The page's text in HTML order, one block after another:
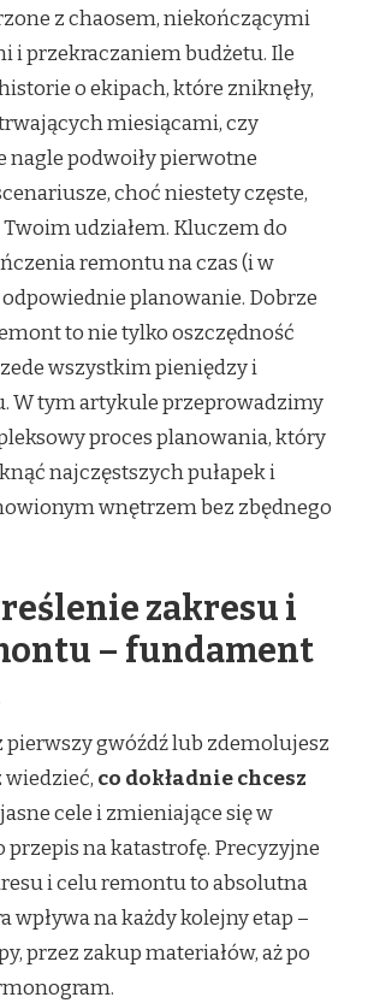
z chaosem, niekończącymi
i przekraczaniem budżetu. Ile
historie o ekipach, które zniknęły,
miesiącami, czy
nagle podwoiły pierwotne
choć niestety częste,
udziałem. Kluczem do
remontu na czas (i w
planowanie. Dobrze
to nie tylko oszczędność
wszystkim pieniędzy i
W tym artykule przeprowadzimy
proces planowania, który
najczęstszych pułapek i
wnętrzem bez zbędnego
zakresu i
– fundament
gwóźdź lub zdemolujesz
wiedzieć, co dokładnie chcesz
cele i zmieniające się w
przepis na katastrofę. Precyzyjne
i celu remontu to absolutna
wpływa na każdy kolejny etap –
przez zakup materiałów, aż po